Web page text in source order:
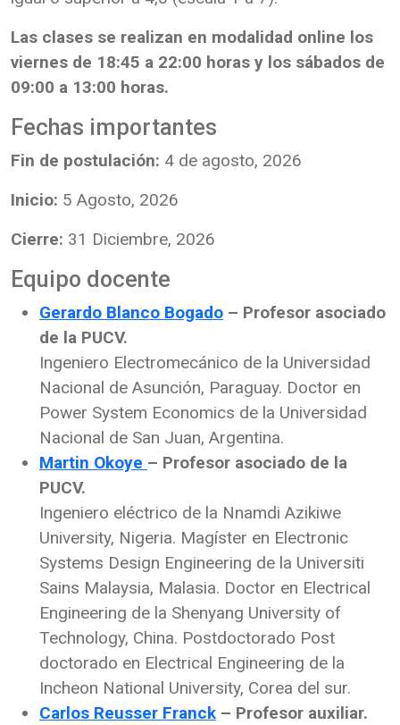
Las clases se realizan en modalidad online los
viernes de 18:45 a 22:00 horas y los sábados de
09:00 a 13:00 horas.
Fechas importantes
Fin de postulación: 4 de agosto, 2026
Inicio: 5 Agosto, 2026
Cierre: 31 Diciembre, 2026
Equipo docente
Gerardo Blanco Bogado – Profesor asociado
de la PUCV.
Ingeniero Electromecánico de la Universidad
Nacional de Asunción, Paraguay. Doctor en
Power System Economics de la Universidad
Nacional de San Juan, Argentina.
Martin Okoye – Profesor asociado de la
PUCV.
Ingeniero eléctrico de la Nnamdi Azikiwe
University, Nigeria. Magíster en Electronic
Systems Design Engineering de la Universiti
Sains Malaysia, Malasia. Doctor en Electrical
Engineering de la Shenyang University of
Technology, China. Postdoctorado Post
doctorado en Electrical Engineering de la
Incheon National University, Corea del sur.
Carlos Reusser Franck – Profesor auxiliar.